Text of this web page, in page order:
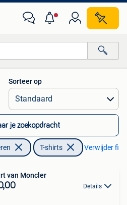
Sorteer op
je zoekopdracht
T-shirts Verwijder
van Moncler
Details